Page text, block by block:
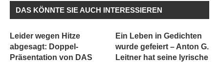
DAS KÖNNTE SIE AUCH INTERESSIEREN
Leider wegen Hitze
abgesagt: Doppel-
Präsentation von DAS
Ein Leben in Gedichten
wurde gefeiert – Anton G.
Leitner hat seine lyrische